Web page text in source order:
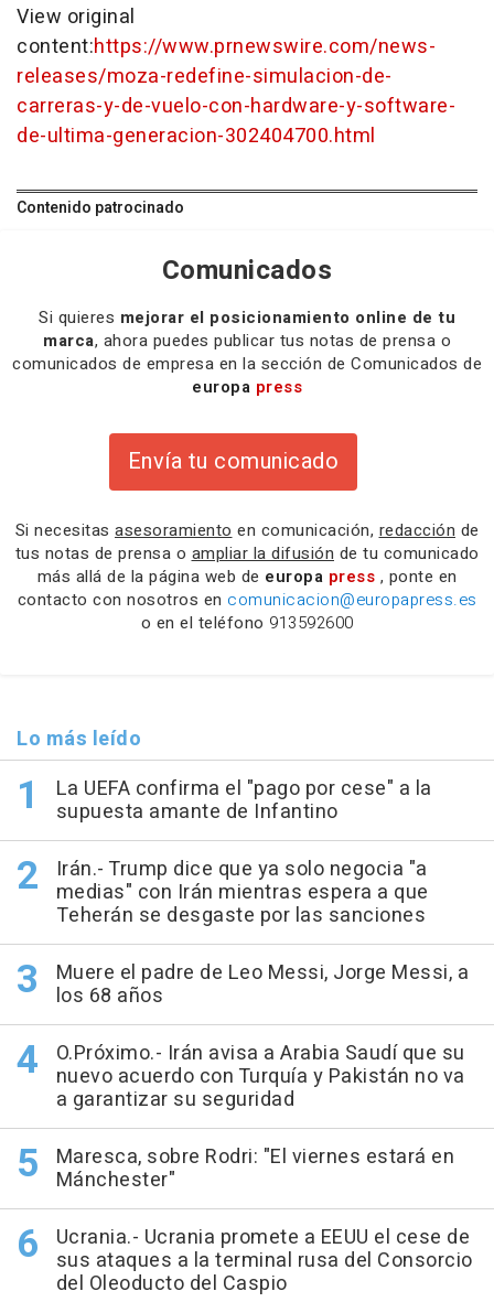
View original
content:https://www.prnewswire.com/news-
releases/moza-redefine-simulacion-de-
carreras-y-de-vuelo-con-hardware-y-software-
de-ultima-generacion-302404700.html
Contenido patrocinado
Comunicados
Si quieres mejorar el posicionamiento online de tu
marca, ahora puedes publicar tus notas de prensa o
comunicados de empresa en la sección de Comunicados de
europa press
Envía tu comunicado
Si necesitas asesoramiento en comunicación, redacción de
tus notas de prensa o ampliar la difusión de tu comunicado
más allá de la página web de europa press , ponte en
contacto con nosotros en comunicacion@europapress.es
o en el teléfono 913592600
Lo más leído
La UEFA confirma el "pago por cese" a la
supuesta amante de Infantino
Irán.- Trump dice que ya solo negocia "a
medias" con Irán mientras espera a que
Teherán se desgaste por las sanciones
Muere el padre de Leo Messi, Jorge Messi, a
los 68 años
O.Próximo.- Irán avisa a Arabia Saudí que su
nuevo acuerdo con Turquía y Pakistán no va
a garantizar su seguridad
Maresca, sobre Rodri: "El viernes estará en
Mánchester"
Ucrania.- Ucrania promete a EEUU el cese de
sus ataques a la terminal rusa del Consorcio
del Oleoducto del Caspio